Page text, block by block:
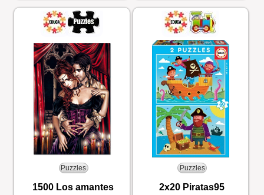
Puzzles
1500 Los amantes
Puzzles
2x20 Piratas95